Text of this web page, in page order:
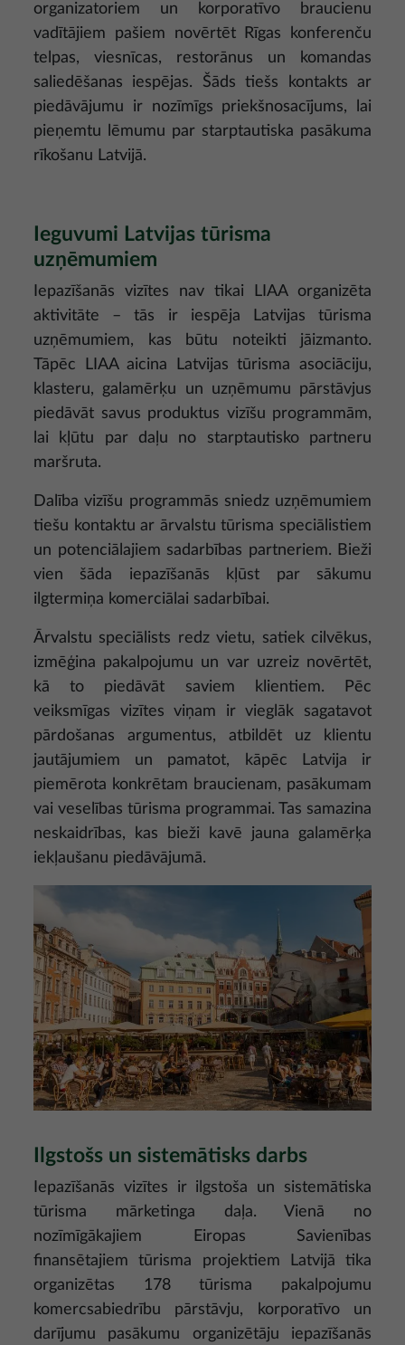
organizatoriem un korporatīvo braucienu
vadītājiem pašiem novērtēt Rīgas konferenču
telpas, viesnīcas, restorānus un komandas
saliedēšanas iespējas. Šāds tiešs kontakts ar
piedāvājumu ir nozīmīgs priekšnosacījums, lai
pieņemtu lēmumu par starptautiska pasākuma
rīkošanu Latvijā.
Ieguvumi Latvijas tūrisma
uzņēmumiem
Iepazīšanās vizītes nav tikai LIAA organizēta
aktivitāte – tās ir iespēja Latvijas tūrisma
uzņēmumiem, kas būtu noteikti jāizmanto.
Tāpēc LIAA aicina Latvijas tūrisma asociāciju,
klasteru, galamērķu un uzņēmumu pārstāvjus
piedāvāt savus produktus vizīšu programmām,
lai kļūtu par daļu no starptautisko partneru
maršruta.
Dalība vizīšu programmās sniedz uzņēmumiem
tiešu kontaktu ar ārvalstu tūrisma speciālistiem
un potenciālajiem sadarbības partneriem. Bieži
vien šāda iepazīšanās kļūst par sākumu
ilgtermiņa komerciālai sadarbībai.
Ārvalstu speciālists redz vietu, satiek cilvēkus,
izmēģina pakalpojumu un var uzreiz novērtēt,
kā to piedāvāt saviem klientiem. Pēc
veiksmīgas vizītes viņam ir vieglāk sagatavot
pārdošanas argumentus, atbildēt uz klientu
jautājumiem un pamatot, kāpēc Latvija ir
piemērota konkrētam braucienam, pasākumam
vai veselības tūrisma programmai. Tas samazina
neskaidrības, kas bieži kavē jauna galamērķa
iekļaušanu piedāvājumā.
Ilgstošs un sistemātisks darbs
Iepazīšanās vizītes ir ilgstoša un sistemātiska
tūrisma mārketinga daļa. Vienā no
nozīmīgākajiem Eiropas Savienības
finansētajiem tūrisma projektiem Latvijā tika
organizētas 178 tūrisma pakalpojumu
komercsabiedrību pārstāvju, korporatīvo un
darījumu pasākumu organizētāju iepazīšanās